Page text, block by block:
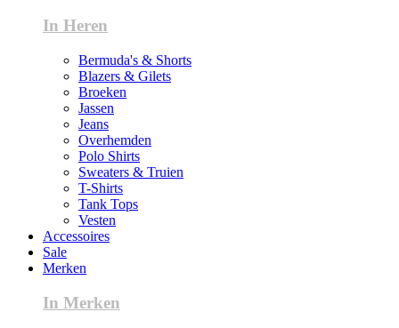
In Heren
Bermuda's & Shorts
Blazers & Gilets
Broeken
Jassen
Jeans
Overhemden
Polo Shirts
Sweaters & Truien
T-Shirts
Tank Tops
Vesten
Accessoires
Sale
Merken
In Merken